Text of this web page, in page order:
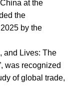
at the
the
by the
and Lives: The
was recognized
of global trade,